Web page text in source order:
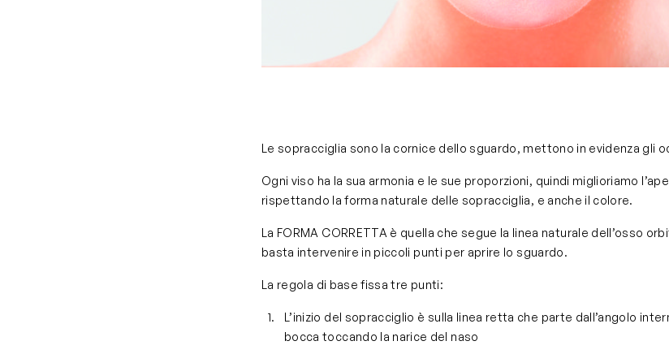
Le sopracciglia sono la cornice dello sguardo, mettono in evidenza gli
Ogni viso ha la sua armonia e le sue proporzioni, quindi miglioriamo
rispettando la forma naturale delle sopracciglia, e anche il colore.
La FORMA CORRETTA è quella che segue la linea naturale dell’osso
basta intervenire in piccoli punti per aprire lo sguardo.
La regola di base fissa tre punti:
L’inizio del sopracciglio è sulla linea retta che parte dall’angolo
bocca toccando la narice del naso